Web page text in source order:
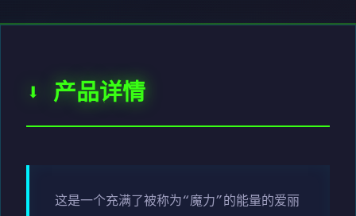
⬇️ 产品详情
这是一个充满了被称为“魔力”的能量的爱丽